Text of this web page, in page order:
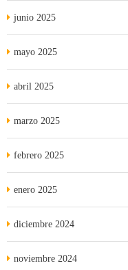
junio 2025
mayo 2025
abril 2025
marzo 2025
febrero 2025
enero 2025
diciembre 2024
noviembre 2024